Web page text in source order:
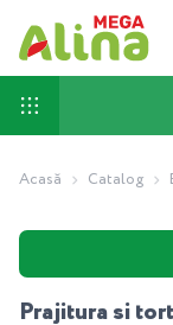
Acasă Catalog
Prajitura si